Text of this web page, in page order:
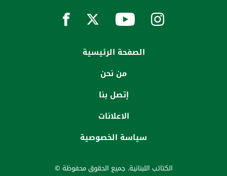
الصفحة الرئيسية
من نحن
إتصل بنا
الاعلانات
سياسة الخصوصية
الكتائب اللبنانية. جميع الحقوق محفوظة ©